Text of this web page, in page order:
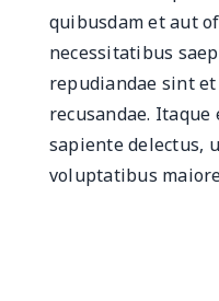
quibusdam et aut
necessitatibus
repudiandae sint
recusandae.
sapiente delectus,
voluptatibus